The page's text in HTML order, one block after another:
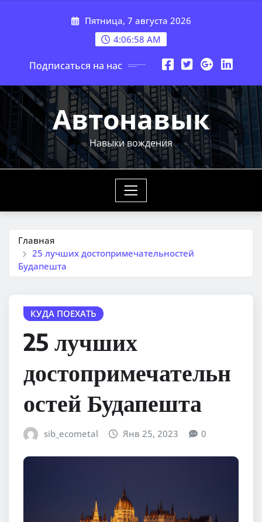
Пятница, 7 августа 2026
4:06:59 AM
Подписаться на нас
Автонавык
Навыки вождения
Главная
25 лучших достопримечательностей
Будапешта
КУДА ПОЕХАТЬ
25 лучших
достопримечательн
остей Будапешта
sib_ecometal Янв 25, 2023 0